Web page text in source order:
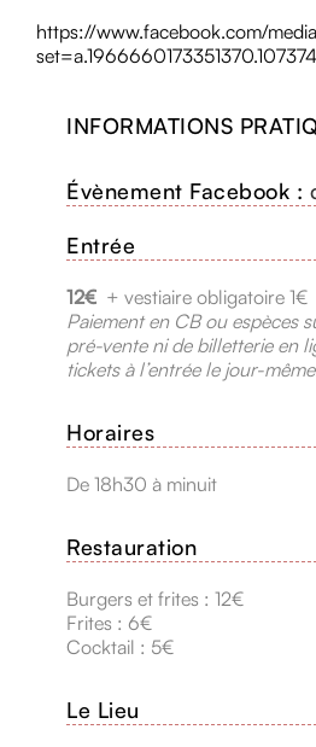
https://www.facebook.com/
INFORMATIONS
Évènement Facebook :
Entrée
12€ + vestiaire obligatoire 1€
Paiement en CB ou espèces
pré-vente ni de billetterie en
tickets à l’entrée le jour-
Horaires
De 18h30 à minuit
Restauration
Burgers et frites : 12€
Frites : 6€
Cocktail : 5€
Le Lieu